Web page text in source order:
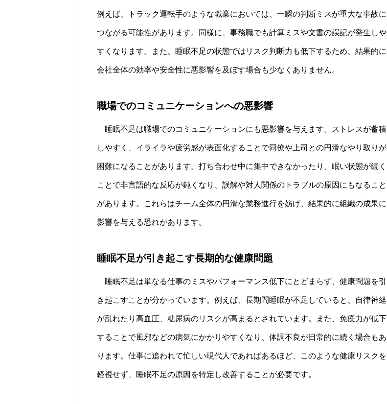
例えば、トラック運転手のような職業においては、一瞬の判断ミスが重大な事故に
つながる可能性があります。同様に、事務職でも計算ミスや文書の誤記が発生しや
すくなります。また、睡眠不足の状態ではリスク判断力も低下するため、結果的に
会社全体の効率や安全性に悪影響を及ぼす場合も少なくありません。
職場でのコミュニケーションへの悪影響
睡眠不足は職場でのコミュニケーションにも悪影響を与えます。ストレスが蓄積
しやすく、イライラや疲労感が表面化することで同僚や上司との円滑なやり取りが
困難になることがあります。打ち合わせ中に集中できなかったり、眠い状態が続く
ことで非言語的な反応が鈍くなり、誤解や対人関係のトラブルの原因にもなること
があります。これらはチーム全体の円滑な業務進行を妨げ、結果的に組織の成果に
影響を与える恐れがあります。
睡眠不足が引き起こす長期的な健康問題
睡眠不足は単なる仕事のミスやパフォーマンス低下にとどまらず、健康問題を引
き起こすことが分かっています。例えば、長期間睡眠が不足していると、自律神経
が乱れたり高血圧、糖尿病のリスクが高まるとされています。また、免疫力が低下
することで風邪などの病気にかかりやすくなり、体調不良が日常的に続く場合もあ
ります。仕事に追われて忙しい現代人であればあるほど、このような健康リスクを
軽視せず、睡眠不足の原因を特定し改善することが必要です。